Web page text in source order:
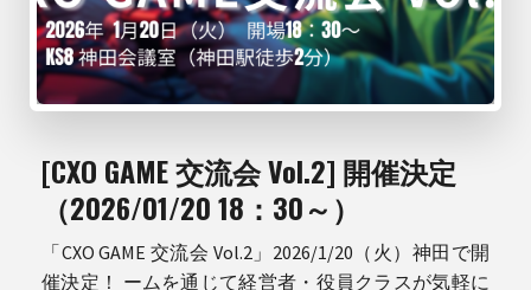
[CXO GAME 交流会 Vol.2] 開催決定
（2026/01/20 18：30～）
「CXO GAME 交流会 Vol.2」2026/1/20（火）神田で開
催決定！ ームを通じて経営者・役員クラスが気軽に